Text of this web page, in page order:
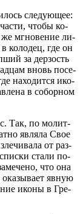
сле­ду­ю­щее:
чтобы ко­
же мгно­ве­ние ли­
ко­ло­дец, где он
за дер­зость
вновь по­се­
на­хо­дит­ся ико­
в со­бор­ном
Так, по мо­лит­
яв­ля­ла Свое
от раз­
ста­ли по­
что она
ока­зы­ва­ет яв­ную
ико­ны в Гре­